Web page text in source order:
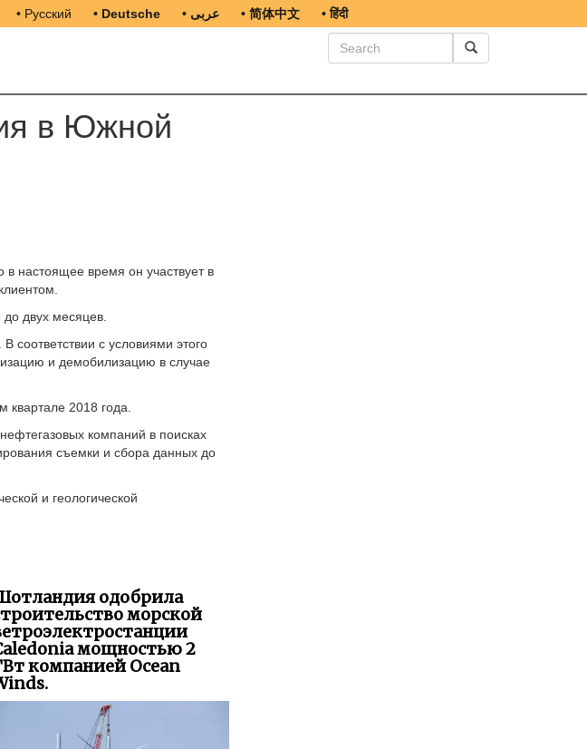
• Русский • Deutsche • عربى • 简体中文 • हिंदी
в Южной
в настоящее время он участвует в
двух месяцев.
с условиями этого
и демобилизацию в случае
квартале 2018 года.
компаний в поисках
съемки и сбора данных до
и геологической
одобрила
морской
мощностью 2
компанией Ocean